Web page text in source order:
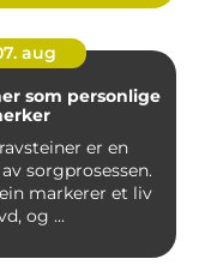
aug
som personlige
er en
sorgprosessen.
markerer et liv
og ...